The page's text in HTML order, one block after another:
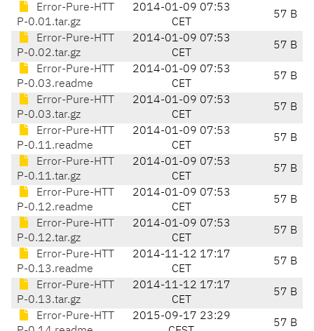
Error-Pure-HTT
P-0.01.tar.gz
2014-01-09 07:53
CET
57 B
Error-Pure-HTT
P-0.02.tar.gz
2014-01-09 07:53
CET
57 B
Error-Pure-HTT
P-0.03.readme
2014-01-09 07:53
CET
57 B
Error-Pure-HTT
P-0.03.tar.gz
2014-01-09 07:53
CET
57 B
Error-Pure-HTT
P-0.11.readme
2014-01-09 07:53
CET
57 B
Error-Pure-HTT
P-0.11.tar.gz
2014-01-09 07:53
CET
57 B
Error-Pure-HTT
P-0.12.readme
2014-01-09 07:53
CET
57 B
Error-Pure-HTT
P-0.12.tar.gz
2014-01-09 07:53
CET
57 B
Error-Pure-HTT
P-0.13.readme
2014-11-12 17:17
CET
57 B
Error-Pure-HTT
P-0.13.tar.gz
2014-11-12 17:17
CET
57 B
Error-Pure-HTT
2015-09-17 23:29
57 B